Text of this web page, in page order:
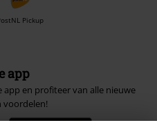
Pickup
app
app en profiteer van alle nieuwe
voordelen!